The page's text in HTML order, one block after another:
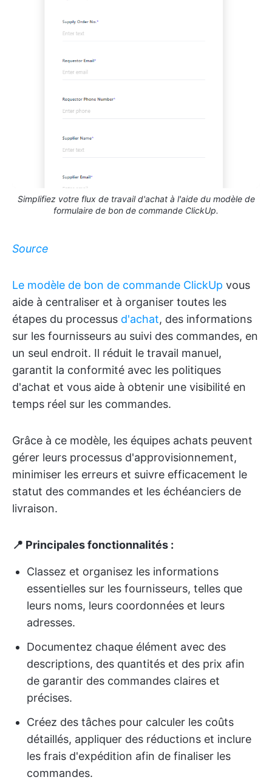
Simplifiez votre flux de travail d'achat à l'aide du modèle de
formulaire de bon de commande ClickUp.
Source
Le modèle de bon de commande ClickUp vous
aide à centraliser et à organiser toutes les
étapes du processus d'achat, des informations
sur les fournisseurs au suivi des commandes, en
un seul endroit. Il réduit le travail manuel,
garantit la conformité avec les politiques
d'achat et vous aide à obtenir une visibilité en
temps réel sur les commandes.
Grâce à ce modèle, les équipes achats peuvent
gérer leurs processus d'approvisionnement,
minimiser les erreurs et suivre efficacement le
statut des commandes et les échéanciers de
livraison.
📍 Principales fonctionnalités :
Classez et organisez les informations
essentielles sur les fournisseurs, telles que
leurs noms, leurs coordonnées et leurs
adresses.
Documentez chaque élément avec des
descriptions, des quantités et des prix afin
de garantir des commandes claires et
précises.
Créez des tâches pour calculer les coûts
détaillés, appliquer des réductions et inclure
les frais d'expédition afin de finaliser les
commandes.